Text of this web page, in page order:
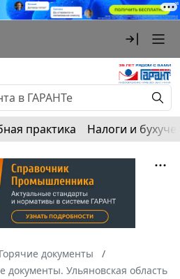
практика Налоги и
Горячие документы
документы. Ульяновская область